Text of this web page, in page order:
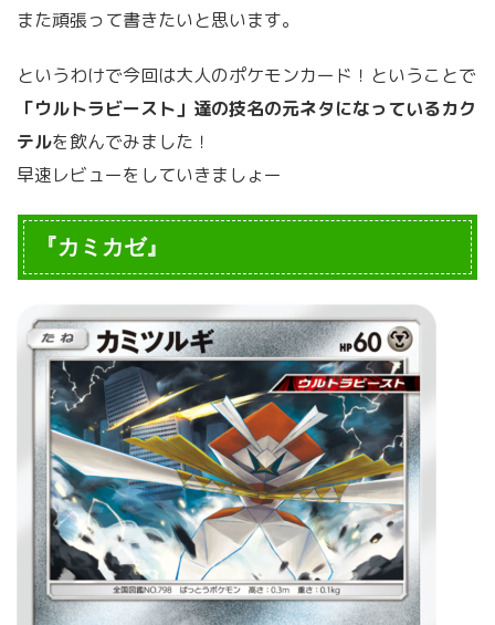
また頑張って書きたいと思います。
というわけで今回は大人のポケモンカード！ということで
「ウルトラビースト」達の技名の元ネタになっているカク
テルを飲んでみました！
早速レビューをしていきましょー
『カミカゼ』